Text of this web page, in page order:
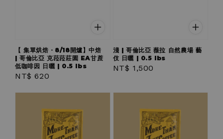
【 集單烘焙・8/18開爐】中焙
| 哥倫比亞 克菈菈莊園 EA甘蔗
低咖啡因 日曬 | 0.5 lbs
Regular
NT$ 620
淺 | 哥倫比亞 薇拉 自然農場 藝
伎 日曬 | 0.5 lbs
Regular
NT$ 1,500